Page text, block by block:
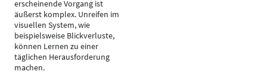
erscheinende Vorgang ist
äußerst komplex. Unreifen im
visuellen System, wie
beispielsweise Blickverluste,
können Lernen zu einer
täglichen Herausforderung
machen.